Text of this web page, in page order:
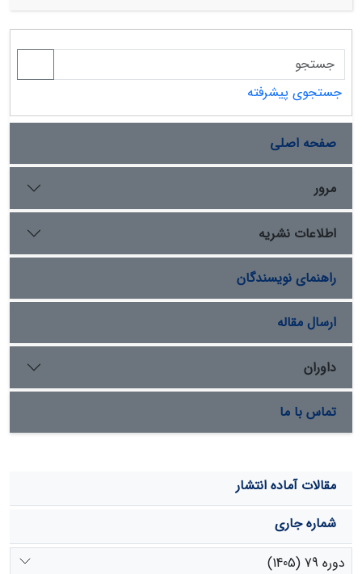
پدیده تغییر اقلیم در دوره آتی در سناریوها ی ذکر شده نشان
داد که به‌ترتیب دما به میزان 88/1، 60/2 و 28/4 درجه
سانتی‌گراد افزایش و بارش به میزان 19/34، 08/42 و 43/59
درصد نسبت به حالت پایه کاهش می‌یابد. نتایج اعمال
سناریوهای اقلیمی با‌استفاده از مدل آب زیر‌زمینی نشان داد که
به دلیل کاهش بارندگی در این دوره، در سناریوهای مذکور
متوسط تراز سطح آب زیرزمینی در دوره‌های آتی 1398، 1403،
به ترتیب در سناریو RCP2.6 برابر با 99/13-، 003/19-، 70/22-
و 61/25- متر در سال برای سناریو RCP4.5 به‌ترتیب برابر با
99/13-، 95/18-، 75/22- و 73/24- متر در سال و برای سناریو
RCP8.5 برای سال‌های مذکور به‌ترتیب برابر با 23/14-،
22/19-، 003/22- و 46/25- متر برآورد شد. این کاهش بارندگی
و افزایش دما حاصل از تغییرات اقلیمی و به دنبال آن افزایش
بهره‌برداری از سطح آب زیرزمینی برای مصارف متعدد باعث
کاهش روز افزون منابع آب زیرزمینی شده است لذا توصیه
می‌گردد برنامه‌ریزان راهکارهای لازم برای سازگاری با شرایط
آب و هوایی جدید و کمبود آب در این منطقه اتخاذ نمایند.
جستجوی پیشرفته
صفحه اصلی
مرور
اطلاعات نشریه
راهنمای نویسندگان
ارسال مقاله
داوران
تماس با ما
مقالات آماده انتشار
شماره جاری
دوره 79 (1405)